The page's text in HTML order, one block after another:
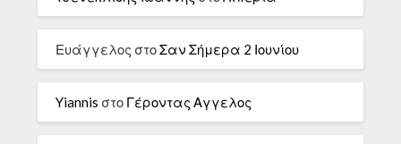
Ευάγγελος στοΣαν Σήμερα 2 Ιουνίου
Yiannis στο Γέροντας Αγγελος